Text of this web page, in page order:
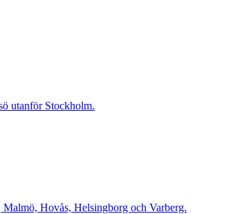
utanför Stockholm.
Hovås, Helsingborg och Varberg.